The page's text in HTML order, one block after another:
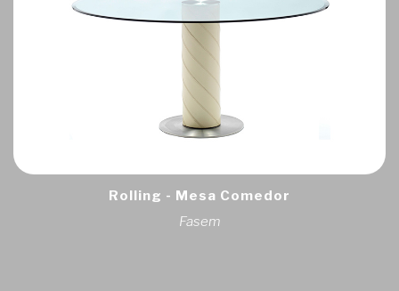
Rolling - Mesa Comedor
Fasem